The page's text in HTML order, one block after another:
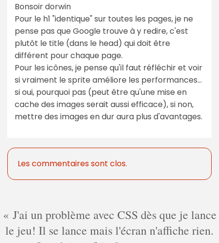
Bonsoir dorwin
Pour le h1 "identique" sur toutes les pages, je ne
pense pas que Google trouve à y redire, c'est
plutôt le title (dans le head) qui doit être
différent pour chaque page.
Pour les icônes, je pense qu'il faut réfléchir et voir
si vraiment le sprite améliore les performances...
si oui, pourquoi pas (peut être qu'une mise en
cache des images serait aussi efficace), si non,
mettre des images en dur aura plus d'avantages.
Les commentaires sont clos.
J'ai un problème avec CSS dès que je lance
le jeu! Il se lance mais l'écran n'affiche rien.